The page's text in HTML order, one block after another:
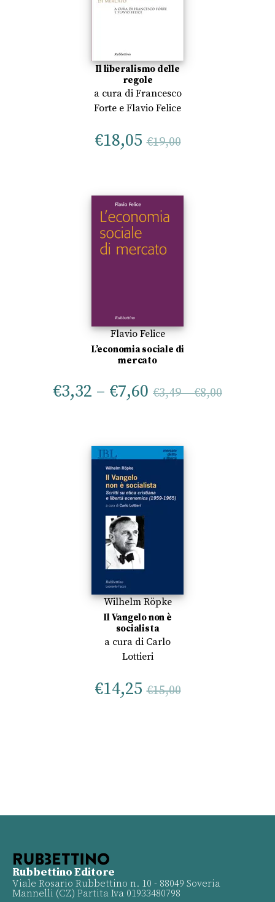
Il liberalismo delle
regole
a cura di Francesco
Forte e Flavio Felice
€18,05 €19,00
Flavio Felice
L’economia sociale di
mercato
€3,32 – €7,60 €3,49–€8,00
Wilhelm Röpke
Il Vangelo non è
socialista
a cura di Carlo
Lottieri
€14,25 €15,00
Rubbettino Editore
Viale Rosario Rubbettino n. 10 - 88049 Soveria
Mannelli (CZ) Partita Iva 01933480798